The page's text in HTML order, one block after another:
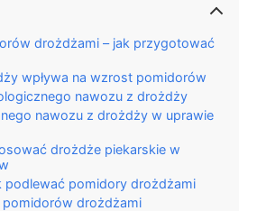
drożdżami – jak przygotować
wpływa na wzrost pomidorów
nawozu z drożdży
nawozu z drożdży w uprawie
drożdże piekarskie w
podlewać pomidory drożdżami
pomidorów drożdżami